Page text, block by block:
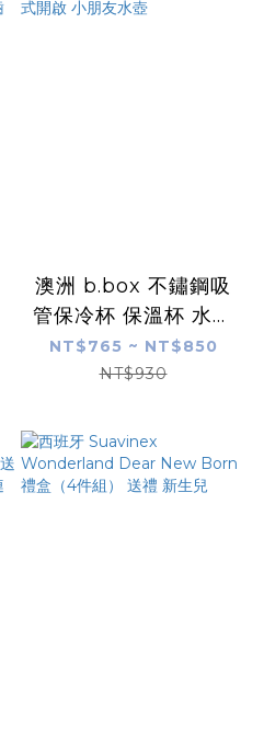
澳洲 b.box 不鏽鋼吸
管保冷杯 保溫杯 水杯
三層隔熱功能 按鈕式
開啟 小朋友水壺
NT$765 ~ NT$850
NT$930